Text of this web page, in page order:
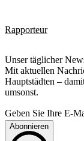
Rapporteur
Unser täglicher
Mit aktuellen
Hauptstädten –
umsonst.
Geben Sie Ihre E-
Abonnieren